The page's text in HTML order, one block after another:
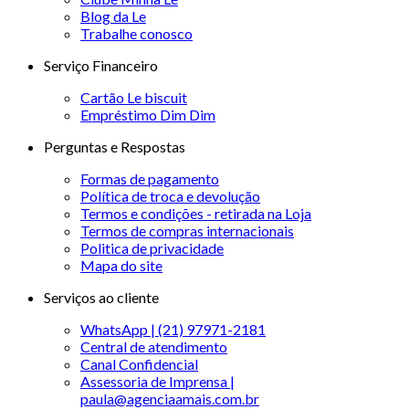
Blog da Le
Trabalhe conosco
Serviço Financeiro
Cartão Le biscuit
Empréstimo Dim Dim
Perguntas e Respostas
Formas de pagamento
Política de troca e devolução
Termos e condições - retirada na Loja
Termos de compras internacionais
Politica de privacidade
Mapa do site
Serviços ao cliente
WhatsApp | (21) 97971-2181
Central de atendimento
Canal Confidencial
Assessoria de Imprensa |
paula@agenciaamais.com.br